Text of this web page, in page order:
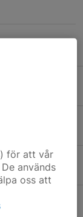
OCKELBO HC!
HC!
för att vår
används
oss att